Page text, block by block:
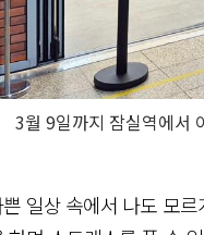
3월 9일까지 잠실역에서
일상 속에서 나도 모